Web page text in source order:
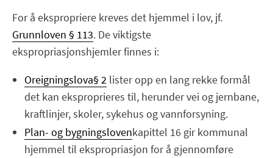
For å ekspropriere kreves det hjemmel i lov, jf.
Grunnloven § 113. De viktigste
ekspropriasjonshjemler finnes i:
Oreigningslova§ 2 lister opp en lang rekke formål
det kan eksproprieres til, herunder vei og jernbane,
kraftlinjer, skoler, sykehus og vannforsyning.
Plan- og bygningslovenkapittel 16 gir kommunal
hjemmel til ekspropriasjon for å gjennomføre